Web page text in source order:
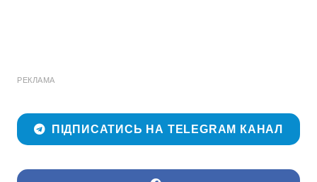
РЕКЛАМА
ПІДПИСАТИСЬ НА TELEGRAM КАНАЛ